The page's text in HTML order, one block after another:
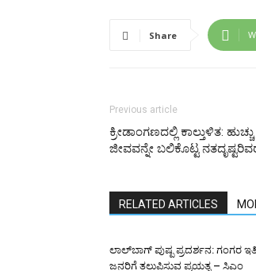
Share
Previous article
ಕ್ರೀಡಾಂಗಣದಲ್ಲಿ ಕಾಲ್ತುಳಿತ:
ಜೀವವನ್ನೇ ಬಲಿಕೊಟ್ಟ
RELATED ARTICLES
ಲಾಲ್‌ಬಾಗ್ ಪುಷ್ಪ ಪ್ರದರ್ಶನ: ಗಂಗರ
ಜನರಿಗೆ ತಲುಪಿಸುವ ಪ್ರಯತ್ನ – ಸಿಎಂ